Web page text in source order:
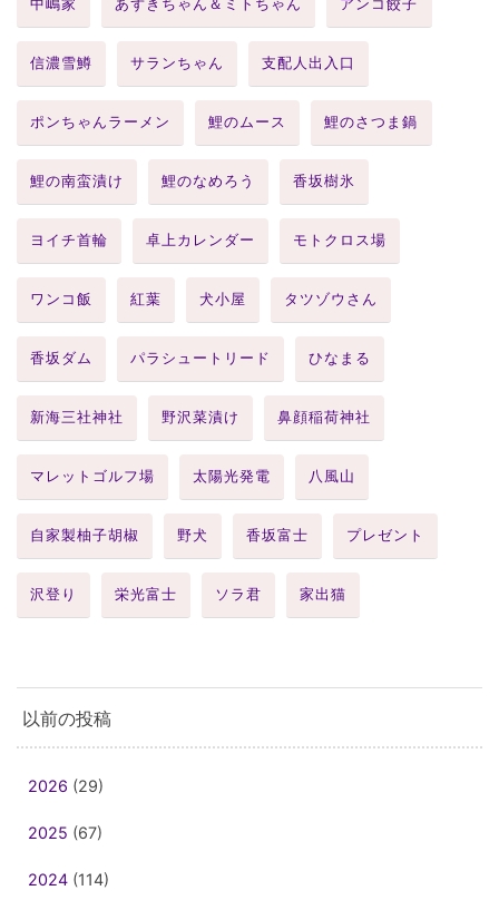
中嶋家 あずきちゃん＆ミトちゃん アンコ餃子
信濃雪鱒 サランちゃん 支配人出入口
ポンちゃんラーメン 鯉のムース 鯉のさつま鍋
鯉の南蛮漬け 鯉のなめろう 香坂樹氷
ヨイチ首輪 卓上カレンダー モトクロス場
ワンコ飯 紅葉 犬小屋 タツゾウさん
香坂ダム パラシュートリード ひなまる
新海三社神社 野沢菜漬け 鼻顔稲荷神社
マレットゴルフ場 太陽光発電 八風山
自家製柚子胡椒 野犬 香坂富士 プレゼント
沢登り 栄光富士 ソラ君 家出猫
以前の投稿
2026 (29)
2025 (67)
2024 (114)